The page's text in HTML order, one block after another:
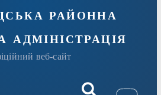
районна
адміністрація
веб-сайт